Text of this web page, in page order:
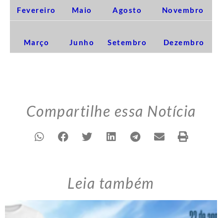
Fevereiro Maio Agosto Novembro
Março Junho Setembro Dezembro
Compartilhe essa Notícia
Leia também